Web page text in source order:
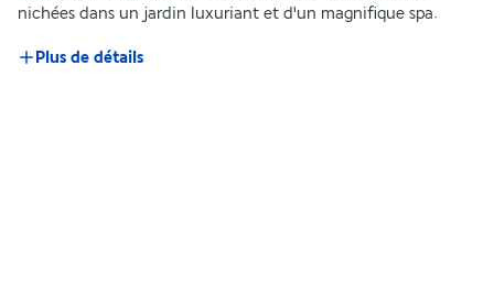
nichées dans un jardin luxuriant et d'un magnifique spa.
Plus de détails